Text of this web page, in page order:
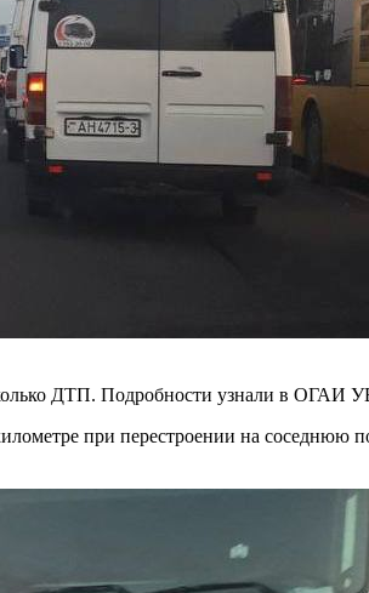
ДТП. Подробности узнали в ОГАИ
при перестроении на соседнюю